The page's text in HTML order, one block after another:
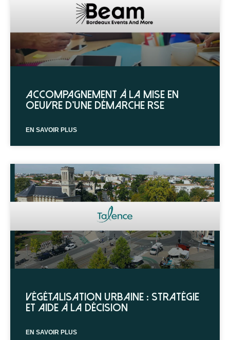
Accompagnement à la mise en
oeuvre d’une démarche RSE
EN SAVOIR PLUS
Végétalisation urbaine : stratégie
et aide à la décision
EN SAVOIR PLUS